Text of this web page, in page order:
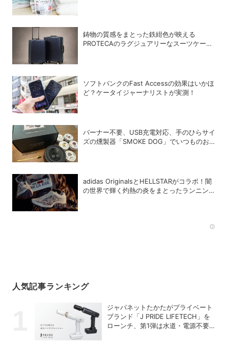
鋳物の質感をまとった鉄紺色が映える
PROTECAのラグジュアリーなスーツケース
ソフトバンクのFast Accessの効果はいかほ
ど？ケータイジャーナリストが実測！
バーナー不要、USB充電対応、手のひらサイ
ズの燻製器「SMOKE DOG」でいつものお
adidas OriginalsとHELLSTARがコラボ！闇
の世界で輝く灼熱の炎をまとったランニング
人気記事ランキング
ジャパネットたかたがプライベート
ブランド「J PRIDE LIFETECH」を
ローンチ、第1弾は水道・電源不要